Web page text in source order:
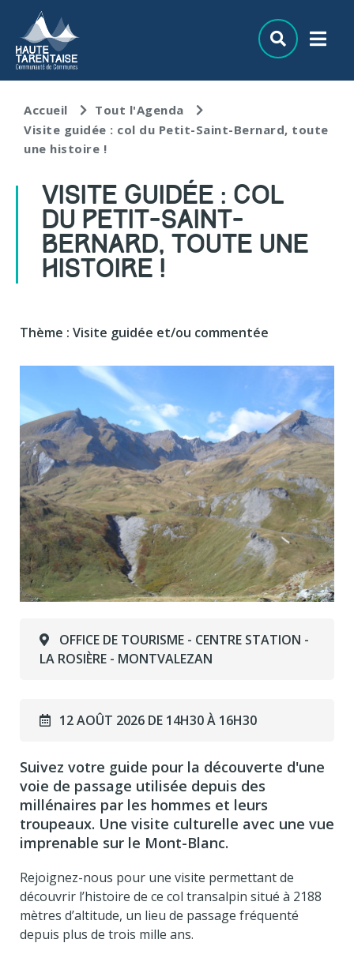
Aller à la recherche
Accueil
Tout l'Agenda
Visite guidée : col du Petit-Saint-Bernard, toute
une histoire !
VISITE GUIDÉE : COL
DU PETIT-SAINT-
BERNARD, TOUTE UNE
HISTOIRE !
Thème : Visite guidée et/ou commentée
OFFICE DE TOURISME - CENTRE STATION -
LA ROSIÈRE - MONTVALEZAN
12 AOÛT 2026 DE 14H30 À 16H30
Suivez votre guide pour la découverte d'une
voie de passage utilisée depuis des
millénaires par les hommes et leurs
troupeaux. Une visite culturelle avec une vue
imprenable sur le Mont-Blanc.
Rejoignez-nous pour une visite permettant de
découvrir l’histoire de ce col transalpin situé à 2188
mètres d’altitude, un lieu de passage fréquenté
depuis plus de trois mille ans.